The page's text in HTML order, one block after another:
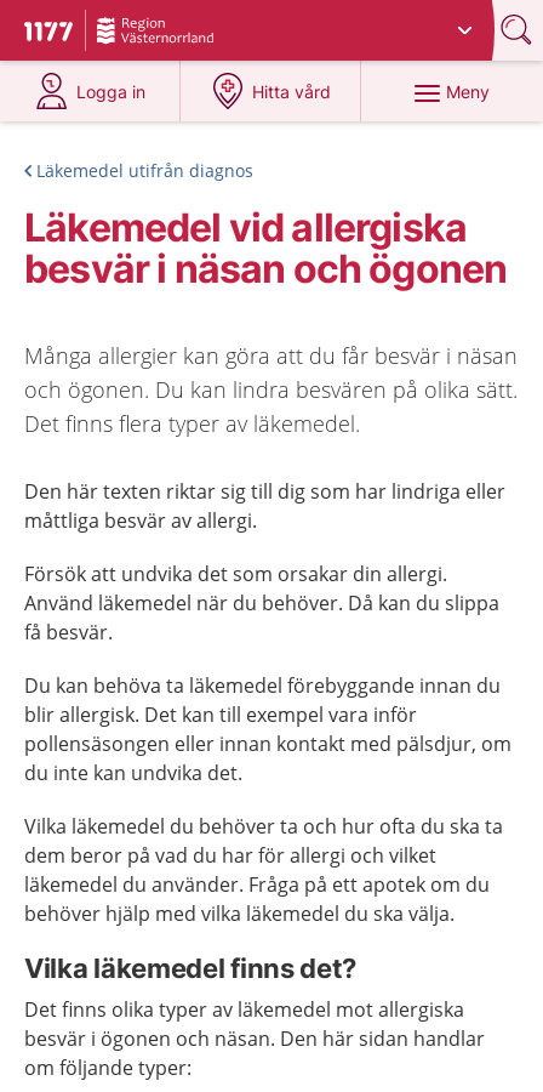
Till startsidan för 1177
Du har valt region
Logga in
på 1177.se
Hitta vård
på 1177.se
Meny
Läkemedel utifrån diagnos
Läkemedel vid allergiska
besvär i näsan och ögonen
Många allergier kan göra att du får besvär i näsan
och ögonen. Du kan lindra besvären på olika sätt.
Det finns flera typer av läkemedel.
Den här texten riktar sig till dig som har lindriga eller
måttliga besvär av allergi.
Försök att undvika det som orsakar din allergi.
Använd läkemedel när du behöver. Då kan du slippa
få besvär.
Du kan behöva ta läkemedel förebyggande innan du
blir allergisk. Det kan till exempel vara inför
pollensäsongen eller innan kontakt med pälsdjur, om
du inte kan undvika det.
Vilka läkemedel du behöver ta och hur ofta du ska ta
dem beror på vad du har för allergi och vilket
läkemedel du använder. Fråga på ett apotek om du
behöver hjälp med vilka läkemedel du ska välja.
Vilka läkemedel finns det?
Det finns olika typer av läkemedel mot allergiska
besvär i ögonen och näsan. Den här sidan handlar
om följande typer: